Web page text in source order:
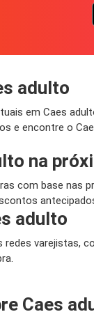
adulto
em Caes
e encontre o
na
com base nas
adulto
redes
Caes